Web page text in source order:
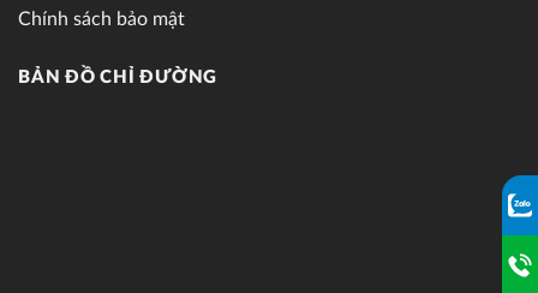
Chính sách bảo mật
BẢN ĐỒ CHỈ ĐƯỜNG